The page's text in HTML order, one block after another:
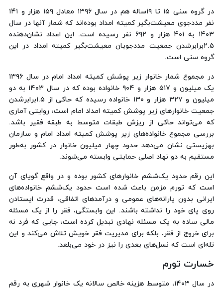
در گروه سنی ۱۵ تا ۱۹ساله هم در سال ۱۳۹۶ معادل ۱۵۹ هزار و ۱۴۱
نفر مددجوی معیشت‌بگیر کمیته امداد بوده‌اند که شمار آنها در سال
۱۴۰۳ به ۴۰۱ هزار و ۶۹۲ نفر رسیده است. این اعداد نشان‌دهنده
۲.۵‌برابرشدن جمعیت مددجویان معیشت‌بگیر کمیته امداد در این
گروه سنی است.
در مجموع شمار خانوار زیر پوشش کمیته امداد امام در سال ۱۳۹۶
یک میلیون و ۵۱۷ هزار و ۹۰۴ خانواده بوده که در سال ۱۴۰۳ به دو
میلیون و ۳۲۷ هزار و ۱۳۰ خانواده رسیده که حاکی از ۱.۵برابرشدن
جمعیت خانوارهای زیر پوشش کمیته امداد امام است؛ روایتی آماری
که می‌تواند حاکی از ریزش طبقات متوسط به طبقه فقیر باشد.
بررسی مجموع خانواده‌های زیر پوشش کمیته امداد امام و سازمان
بهزیستی نشان می‌دهد حدود چهار میلیون خانوار در کشور به‌طور
مستقیم به دو نهاد اصلی حمایتی وابسته می‌شوند.
این رقم حدود یک‌ششم خانوارهای کشور بوده و در واقع گویای آن
است که تورم مزمن باعث شده است حدود یک‌ششم خانواده‌های
ایرانی بدون یارانه‌های عمومی و درآمدهای اتفاقی، قدرت ایستادن
روی پای خود را نداشته باشند. این وابستگی، فقر را از یک مسئله
مالی ساده به یک مسئله نهادی تبدیل کرده است؛ جایی که فرد نه
برای خروج از فقر، بلکه برای مدیریت فقر خویش تلاش می‌کند و این
تله‌ای است که نسل‌های بعدی را نیز در خود می‌بلعد.
خسارت تورم
در سال ۱۴۰۳، متوسط هزینه خالص سالانه یک خانوار شهری به رقم